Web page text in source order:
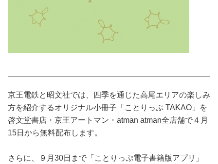
カルチャー/エンタメ
ゲーム
京王電鉄と昭文社では、四季を通じた高尾エリアの楽しみ
方を紹介するオリジナル小冊子「ことりっぷ TAKAO」を
啓文堂書店・京王アートマン・atman atman全店舗で４月
15日から無料配布します。
さらに、９月30日まで「ことりっぷ電子書籍版アプリ」